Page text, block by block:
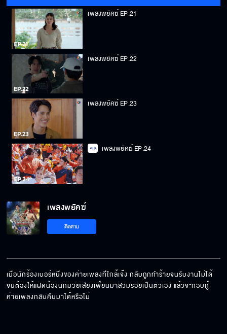
เพลงพยัคฆ์ EP.21
เพลงพยัคฆ์ EP.22
เพลงพยัคฆ์ EP.23
เพลงพยัคฆ์ EP.24
เพลงพยัคฆ์
ติดตาม
เมื่อนักร้องเบอร์หนึ่งของค่ายเพลงที่ใกล้เจ๊ง กลับถูกทำร้ายจนรับงานไม่ได้
จนต้องให้แฝดน้องนักมวยเสียงเพี้ยนมาสวมรอยเป็นตัวเอง แล้วจะกอบกู้
ค่ายเพลงกลับคืนมาได้หรือไม่